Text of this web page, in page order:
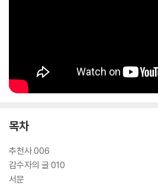
올 것이다. 하지만 여기에는 ‘궁극적으로’라
당겨질지 아닐지, 발전의 결과물을 유리하
목차
추천사 006
감수자의 글 010
서문